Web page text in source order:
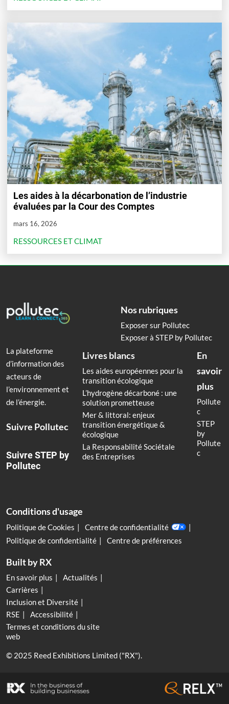
Les aides à la décarbonation de l’industrie
évaluées par la Cour des Comptes
mars 16, 2026
RESSOURCES ET CLIMAT
La plateforme
d’information des
acteurs de
l’environnement et
de l’énergie.
Suivre Pollutec
Suivre STEP by
Pollutec
Nos rubriques
Exposer sur Pollutec
Exposer à STEP by Pollutec
Livres blancs
Les aides européennes pour la
transition écologique
L’hydrogène décarboné : une
solution prometteuse
Mer & littoral: enjeux
transition énergétique &
écologique
La Responsabilité Sociétale
des Entreprises
En
savoir
plus
Pollute
c
STEP
by
Pollute
c
Conditions d'usage
Politique de Cookies
Centre de confidentialité
Politique de confidentialité
Centre de préférences
Built by RX
En savoir plus
Actualités
Carrières
Inclusion et Diversité
RSE
Accessibilité
Termes et conditions du site
web
© 2025 Reed Exhibitions Limited ("RX").